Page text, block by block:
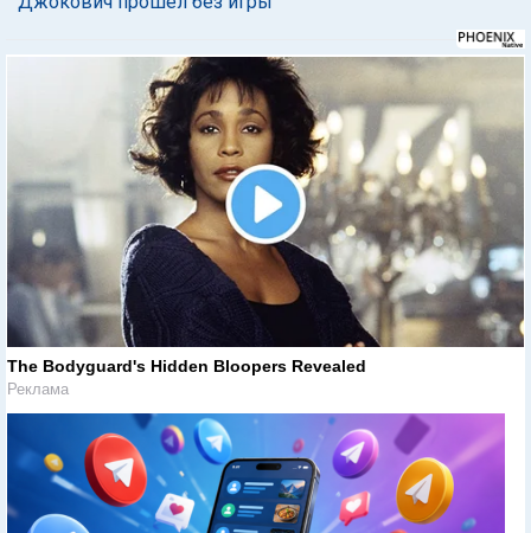
The Bodyguard's Hidden Bloopers Revealed
Реклама